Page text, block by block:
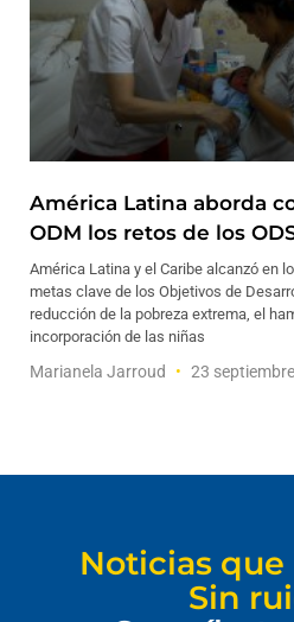
América Latina aborda
ODM los retos de los
América Latina y el Caribe alcanzó en
metas clave de los Objetivos de
reducción de la pobreza extrema, el
incorporación de las niñas
Marianela Jarroud 23
Noticias
Sin